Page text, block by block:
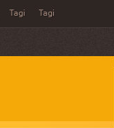
Tagi Tagi